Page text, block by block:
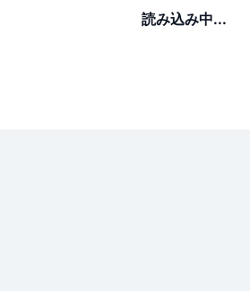
読み込み中...